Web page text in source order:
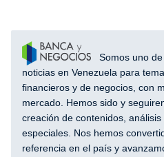
Somos uno
noticias en Venezuela para
financieros y de negocios, con
mercado. Hemos sido y
creación de contenidos,
especiales. Nos hemos
referencia en el país y